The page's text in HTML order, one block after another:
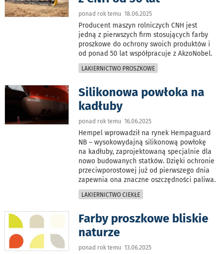
ponad rok temu 18.06.2025
Producent maszyn rolniczych CNH jest
jedną z pierwszych firm stosujących farby
proszkowe do ochrony swoich produktów i
od ponad 50 lat współpracuje z AkzoNobel.
LAKIERNICTWO PROSZKOWE
Silikonowa powłoka na
kadłuby
ponad rok temu 16.06.2025
Hempel wprowadził na rynek Hempaguard
NB – wysokowydajną silikonową powłokę
na kadłuby, zaprojektowaną specjalnie dla
nowo budowanych statków. Dzięki ochronie
przeciwporostowej już od pierwszego dnia
zapewnia ona znaczne oszczędności paliwa.
LAKIERNICTWO CIEKŁE
Farby proszkowe bliskie
naturze
ponad rok temu 13.06.2025